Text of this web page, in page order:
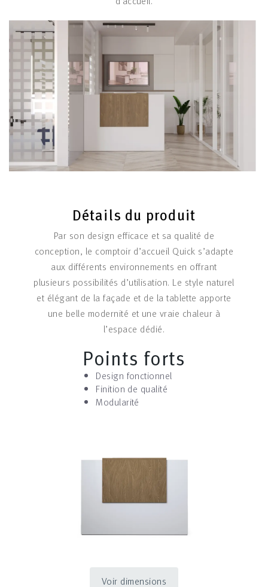
Détails du produit
Par son design efficace et sa qualité de
conception, le comptoir d’accueil Quick s’adapte
aux différents environnements en offrant
plusieurs possibilités d’utilisation. Le style naturel
et élégant de la façade et de la tablette apporte
une belle modernité et une vraie chaleur à
l’espace dédié.
Points forts
Design fonctionnel
Finition de qualité
Modularité
Voir dimensions